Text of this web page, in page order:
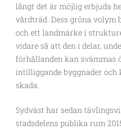
långt det är möjlig erbjuda
vårdträd. Dess gröna
och ett landmärke i
vidare så att den i delar,
förhållanden kan svämmas
intilliggande byggnader
skada.
Sydväst har sedan
stadsdelens publika rum